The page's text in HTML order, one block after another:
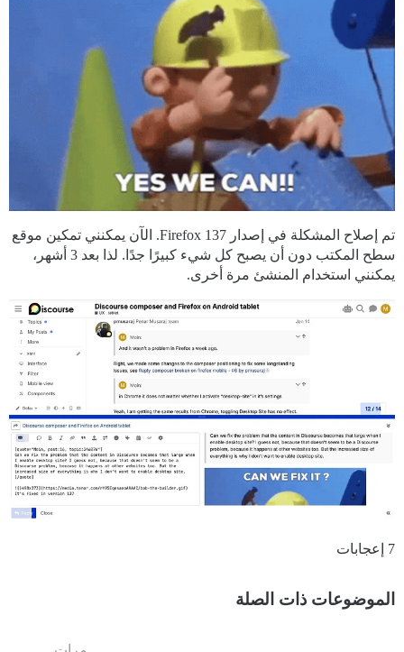
تم إصلاح المشكلة في إصدار Firefox 137. الآن يمكنني تمكين موقع
سطح المكتب دون أن يصبح كل شيء كبيرًا جدًا. لذا بعد 3 أشهر،
يمكنني استخدام المنشئ مرة أخرى.
7 إعجابات
الموضوعات ذات الصلة